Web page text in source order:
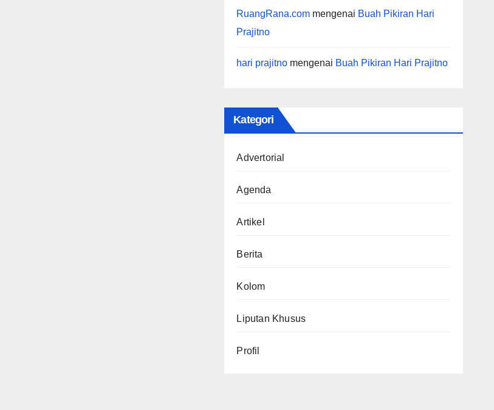
RuangRana.com mengenai Buah Pikiran Hari
Prajitno
hari prajitno mengenai Buah Pikiran Hari Prajitno
Kategori
Advertorial
Agenda
Artikel
Berita
Kolom
Liputan Khusus
Profil